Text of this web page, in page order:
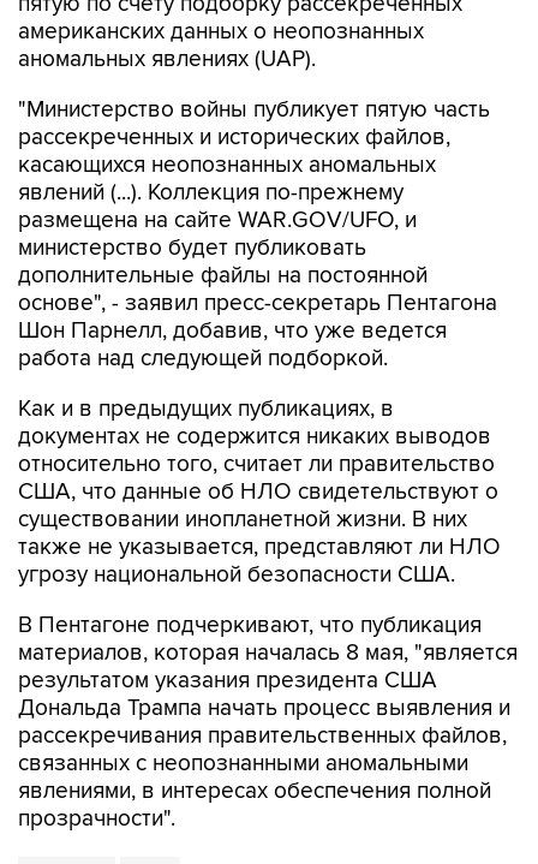
американских данных о неопознанных
аномальных явлениях (UAP).
"Министерство войны публикует пятую часть
рассекреченных и исторических файлов,
касающихся неопознанных аномальных
явлений (...). Коллекция по-прежнему
размещена на сайте WAR.GOV/UFO, и
министерство будет публиковать
дополнительные файлы на постоянной
основе", - заявил пресс-секретарь Пентагона
Шон Парнелл, добавив, что уже ведется
работа над следующей подборкой.
Как и в предыдущих публикациях, в
документах не содержится никаких выводов
относительно того, считает ли правительство
США, что данные об НЛО свидетельствуют о
существовании инопланетной жизни. В них
также не указывается, представляют ли НЛО
угрозу национальной безопасности США.
В Пентагоне подчеркивают, что публикация
материалов, которая началась 8 мая, "является
результатом указания президента США
Дональда Трампа начать процесс выявления и
рассекречивания правительственных файлов,
связанных с неопознанными аномальными
явлениями, в интересах обеспечения полной
прозрачности".